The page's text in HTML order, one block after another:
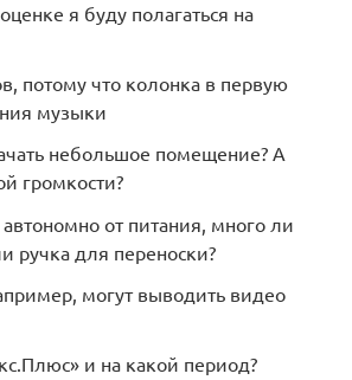
я буду полагаться на
потому что колонка в первую
музыки
небольшое помещение? А
громкости?
от питания, много ли
ручка для переноски?
могут выводить видео
и на какой период?